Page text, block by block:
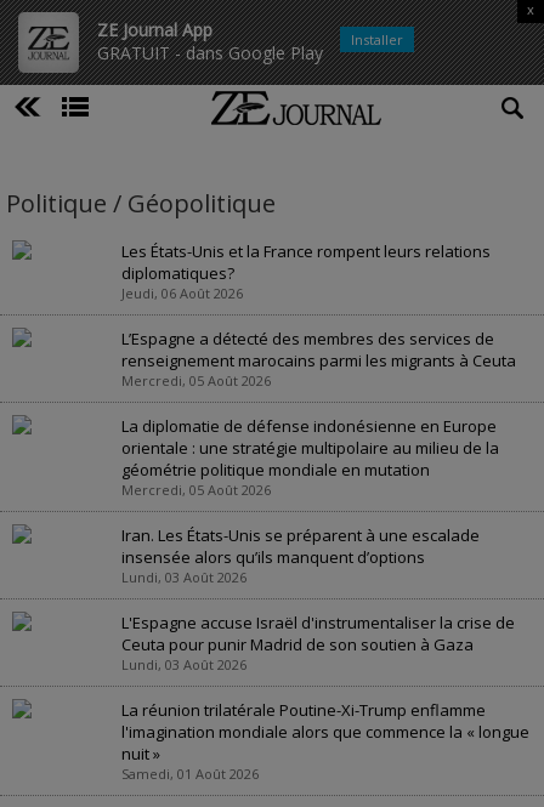
ZE Journal App
GRATUIT - dans Google Play
x
Installer
Politique / Géopolitique
Les États-Unis et la France rompent leurs relations
diplomatiques?
Jeudi, 06 Août 2026
L’Espagne a détecté des membres des services de
renseignement marocains parmi les migrants à Ceuta
Mercredi, 05 Août 2026
La diplomatie de défense indonésienne en Europe
orientale : une stratégie multipolaire au milieu de la
géométrie politique mondiale en mutation
Mercredi, 05 Août 2026
Iran. Les États-Unis se préparent à une escalade
insensée alors qu’ils manquent d’options
Lundi, 03 Août 2026
L'Espagne accuse Israël d'instrumentaliser la crise de
Ceuta pour punir Madrid de son soutien à Gaza
Lundi, 03 Août 2026
La réunion trilatérale Poutine-Xi-Trump enflamme
l'imagination mondiale alors que commence la « longue
nuit »
Samedi, 01 Août 2026